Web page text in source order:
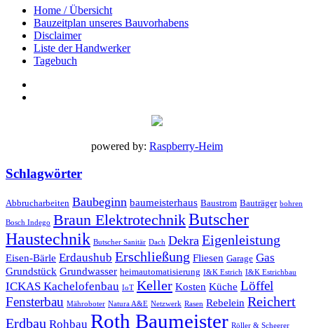
Home / Übersicht
Bauzeitplan unseres Bauvorhabens
Disclaimer
Liste der Handwerker
Tagebuch
powered by: Raspberry-Heim
Schlagwörter
Abbrucharbeiten Baubeginn baumeisterhaus Baustrom Bauträger bohren
Bosch Indego Braun ElektrotechnikButscher
Haustechnik Butscher Sanitär Dach Dekra Eigenleistung
Eisen-Bärle Erdaushub Erschließung Fliesen Garage Gas
Grundstück Grundwasser heimautomatisierung I&K Estrich I&K Estrichbau
ICKAS Kachelofenbau IoT Keller Kosten Küche Löffel
Fensterbau Mähroboter Natura A&E Netzwerk Rasen Rebelein Reichert
Erdbau Rohbau Roth Baumeister Röller & Scheerer